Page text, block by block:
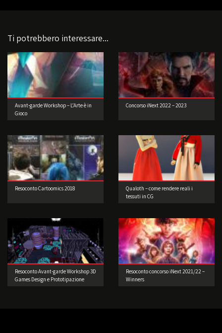
Ti potrebbero interessare...
Avant-garde Workshop – L’Arte è in
Gioco
Concorso iNext 2022 – 2023
Resoconto Cartoomics 2018
Qualoth – come rendere reali i
tessuti in CG
Resoconto Avant-garde Workshop 3D
Games Design e Prototipazione
Resoconto concorso iNext 2021/22 –
Winners